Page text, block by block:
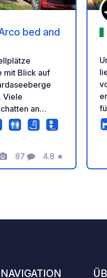
bed and
mit Blick auf
Viele
an
sich im Haus.
87
Kommentare
4.8
Bewertung
★
NAVIGATION